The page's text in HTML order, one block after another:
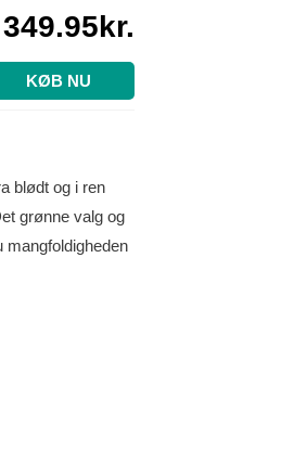
349.95kr.
KØB NU
blødt og i ren
grønne valg og
mangfoldigheden